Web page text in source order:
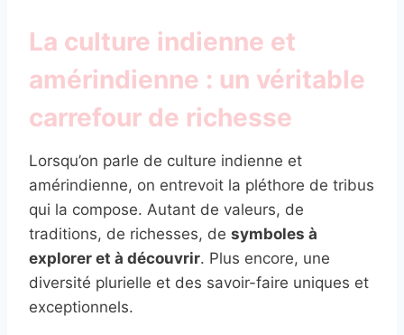
La culture indienne et
amérindienne : un véritable
carrefour de richesse
Lorsqu’on parle de culture indienne et
amérindienne, on entrevoit la pléthore de tribus
qui la compose. Autant de valeurs, de
traditions, de richesses, de symboles à
explorer et à découvrir. Plus encore, une
diversité plurielle et des savoir-faire uniques et
exceptionnels.